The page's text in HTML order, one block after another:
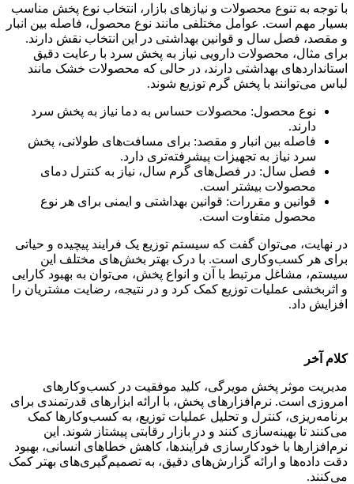
با توجه به تنوع محصولات و نیازهای بازار، انتخاب نوع پخش مناسب
بسیار مهم است. عوامل مختلفی مانند نوع محصول، فاصله بین انبار
و مقصد، فصل سال و قوانین بهداشتی در این انتخاب نقش دارند.
برای مثال، محصولات دارویی نیاز به پخش سرد با رعایت دقیق
استانداردهای بهداشتی دارند، در حالی که محصولات خشک مانند
لباس می‌توانند با پخش گرم توزیع شوند.
نوع محصول: محصولات حساس به دما نیاز به پخش سرد
دارند.
فاصله بین انبار و مقصد: برای مسافت‌های طولانی، پخش
سرد نیاز به تجهیزات پیشرفته‌تری دارد.
فصل سال: در فصل‌های گرم سال، نیاز به کنترل دمای
محصولات بیشتر است.
قوانین و مقررات: قوانین بهداشتی و ایمنی برای هر نوع
محصول متفاوت است.
در نهایت، می‌توان گفت که سیستم توزیع یک فرایند پیچیده و حیاتی
برای هر کسب‌وکاری است. با درک بهتر بخش‌های مختلف این
سیستم، مشاغل مرتبط با آن و انواع پخش، می‌توان به بهبود کارایی
و اثربخشی عملیات توزیع کمک کرد و در نتیجه، رضایت مشتریان را
افزایش داد.
کلام آخر
مدیریت موثر پخش مویرگی، کلید موفقیت در کسب‌وکارهای
امروزی است. نرم‌افزارهای پخش، با ارائه ابزارهای قدرتمندی برای
برنامه‌ریزی، کنترل و تحلیل عملیات توزیع، به کسب‌وکارها کمک
می‌کنند تا بهینه‌سازی کنند و در بازار رقابتی پیشتاز شوند. این
نرم‌افزارها با خودکارسازی فرآیندها، کاهش خطاهای انسانی، بهبود
دقت داده‌ها و ارائه گزارش‌های دقیق، به تصمیم‌گیری‌های بهتر کمک
می‌کنند.